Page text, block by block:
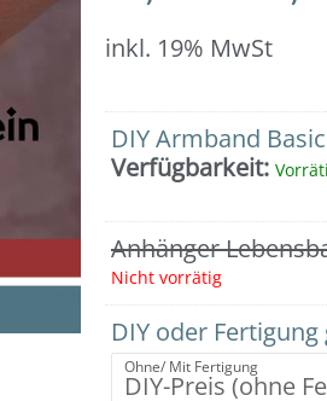
inkl. 19% MwSt
DIY Armband
Verfügbarkeit:
Anhänger
Nicht vorrätig
DIY oder
Ohne/ Mit Fertigung